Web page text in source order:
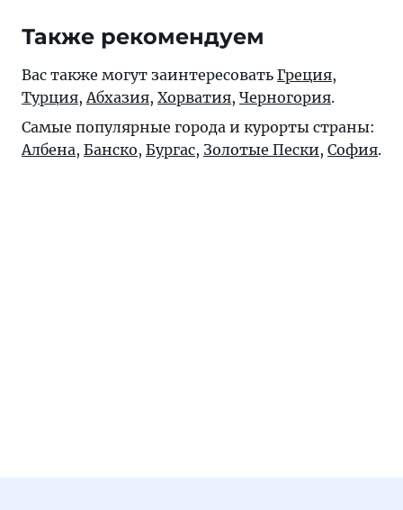
Также рекомендуем
Вас также могут заинтересовать Греция,
Турция, Абхазия, Хорватия, Черногория.
Самые популярные города и курорты страны:
Албена, Банско, Бургас, Золотые Пески, София.